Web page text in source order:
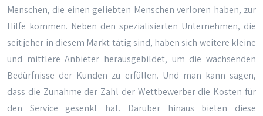
Menschen, die einen geliebten Menschen verloren haben, zur
Hilfe kommen. Neben den spezialisierten Unternehmen, die
seit jeher in diesem Markt tätig sind, haben sich weitere kleine
und mittlere Anbieter herausgebildet, um die wachsenden
Bedürfnisse der Kunden zu erfüllen. Und man kann sagen,
dass die Zunahme der Zahl der Wettbewerber die Kosten für
den Service gesenkt hat. Darüber hinaus bieten diese